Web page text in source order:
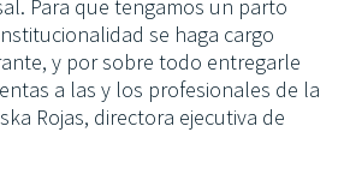
Para que tengamos un parto
se haga cargo
y por sobre todo entregarle
a las y los profesionales de la
Rojas, directora ejecutiva de